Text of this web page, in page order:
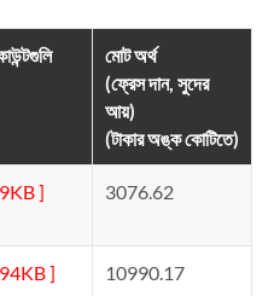
] 3076.62
] 10990.17
মোট অর্থ
(ফ্রেস দান, সুদের
আয়)
(টাকার অঙ্ক কোটিতে)